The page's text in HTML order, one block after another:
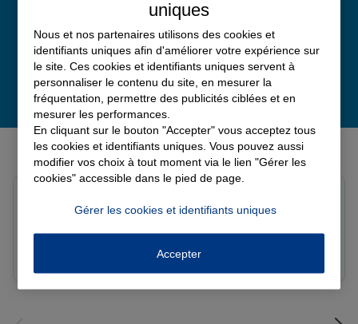
Derniers avis de nos agences Allianz
Note de 5 sur 5
uniques
Nous et nos partenaires utilisons des cookies et
identifiants uniques afin d'améliorer votre expérience sur
le site. Ces cookies et identifiants uniques servent à
personnaliser le contenu du site, en mesurer la
fréquentation, permettre des publicités ciblées et en
mesurer les performances.
En cliquant sur le bouton "Accepter" vous acceptez tous
les cookies et identifiants uniques. Vous pouvez aussi
modifier vos choix à tout moment via le lien "Gérer les
cookies" accessible dans le pied de page.
Gérer les cookies et identifiants uniques
Accepter